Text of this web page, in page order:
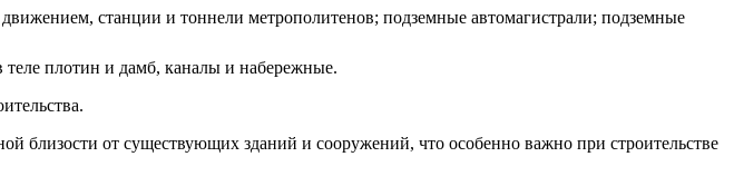
станции и тоннели метрополитенов; подземные автомагистрали; подземные
теле плотин и дамб, каналы и набережные.
близости от существующих зданий и сооружений, что особенно важно при строительстве